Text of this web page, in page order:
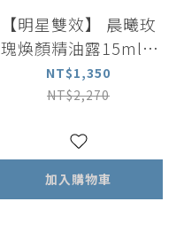
【明星雙效】 晨曦玫
瑰煥顏精油露15ml +
妍萃茉莉緊緻精油露1
5ml 任選兩入
NT$1,350
NT$2,270
加入購物車